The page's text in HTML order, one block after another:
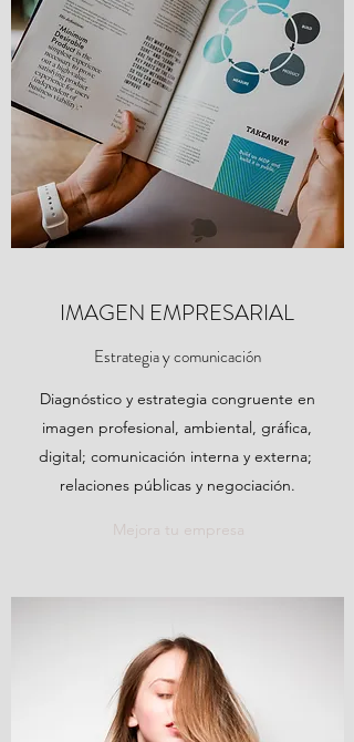
IMAGEN EMPRESARIAL
Estrategia y comunicación
Diagnóstico y estrategia congruente en
imagen profesional, ambiental, gráfica,
digital; comunicación interna y externa;
relaciones públicas y negociación.
Mejora tu empresa